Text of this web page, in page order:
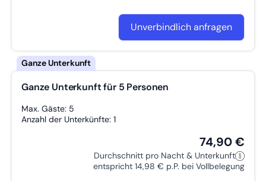
Unverbindlich anfragen
Ganze Unterkunft für 5 Personen
Max. Gäste: 5
Anzahl der Unterkünfte: 1
74,90 €
Durchschnitt pro Nacht & Unterkunft
entspricht 14,98 € p.P. bei Vollbelegung